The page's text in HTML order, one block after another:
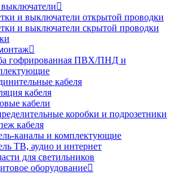
и выключатели открытой проводки
и выключатели скрытой проводки
гофрированная ПВХ/ПНД и
кабеля
кабеля
кабели
коробки и подрозетники
кабеля
каналы и комплектующие
ТВ, аудио и интернет
для светильников
оборудование